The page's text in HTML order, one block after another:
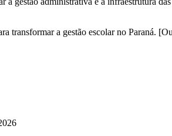
transformar a gestão escolar no Paraná.